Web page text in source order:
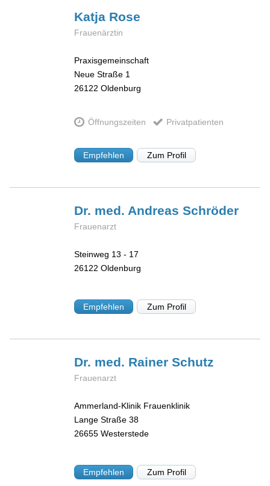
Katja Rose
Frauenärztin
Praxisgemeinschaft
Neue Straße 1
26122 Oldenburg
Öffnungszeiten Privatpatienten
Empfehlen Zum Profil
Dr. med. AndreasSchröder
Frauenarzt
Steinweg 13 - 17
26122 Oldenburg
Empfehlen Zum Profil
Dr. med. RainerSchutz
Frauenarzt
Ammerland-Klinik Frauenklinik
Lange Straße 38
26655 Westerstede
Empfehlen Zum Profil